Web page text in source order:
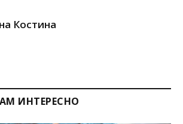
Костина
ИНТЕРЕСНО